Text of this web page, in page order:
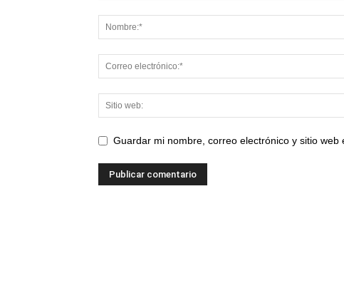
Guardar mi nombre, correo electrónico y sitio